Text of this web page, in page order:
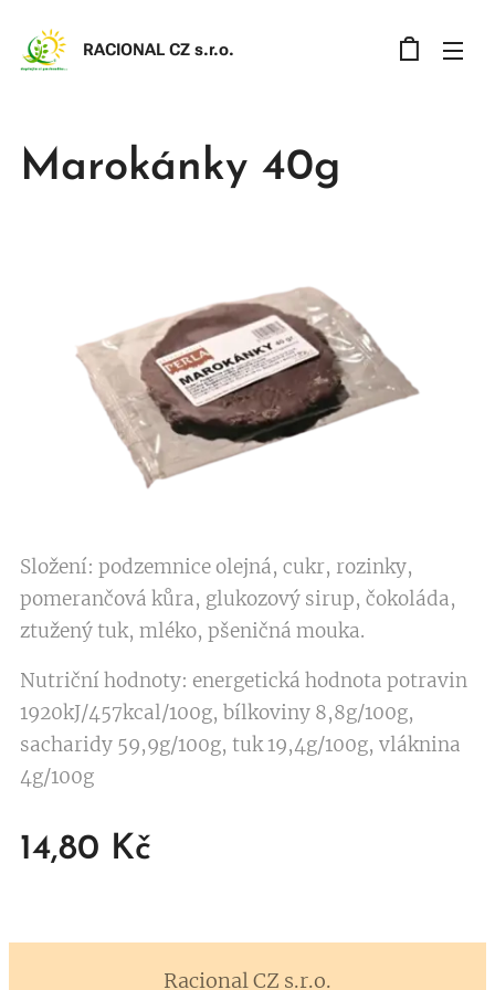
RACIONAL CZ s.r.o.
Marokánky 40g
Složení: podzemnice olejná, cukr, rozinky,
pomerančová kůra, glukozový sirup, čokoláda,
ztužený tuk, mléko, pšeničná mouka.
Nutriční hodnoty: energetická hodnota potravin
1920kJ/457kcal/100g, bílkoviny 8,8g/100g,
sacharidy 59,9g/100g, tuk 19,4g/100g, vláknina
4g/100g
14,80 Kč
Racional CZ s.r.o.